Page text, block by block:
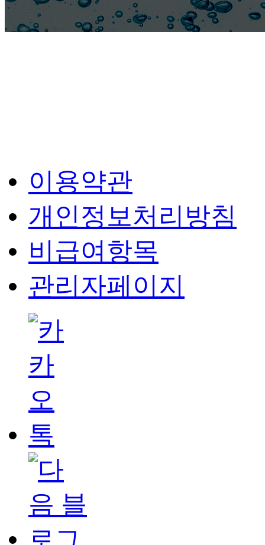
이용약관
개인정보처리방침
비급여항목
관리자페이지